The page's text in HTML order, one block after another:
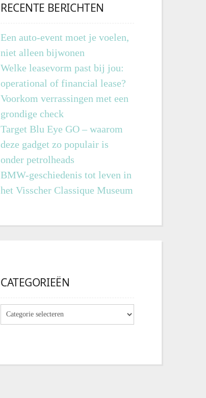
RECENTE BERICHTEN
Een auto-event moet je voelen,
niet alleen bijwonen
Welke leasevorm past bij jou:
operational of financial lease?
Voorkom verrassingen met een
grondige check
Target Blu Eye GO – waarom
deze gadget zo populair is
onder petrolheads
BMW-geschiedenis tot leven in
het Visscher Classique Museum
CATEGORIEËN